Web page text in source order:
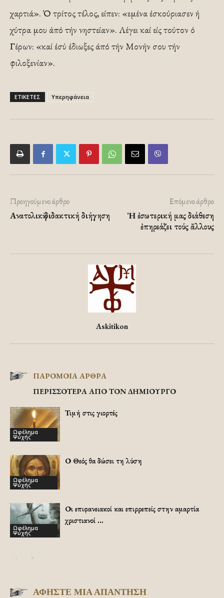
χαρτιά». Ό τρίτος τέλος, είπεν: «εμένα έσκούριασεν ή
χύτρα μου άπό τήν νηστείαν». Λέγει καί είς τούτον ό
Γέρων: «καί έσύ έδιωξες άπό τήν Μονήν σου τήν
φιλοξενίαν».
ΕΤΙΚΕΤΕΣ Υπερηφάνεια
Προηγούμενο άρθρο
Ανατολικὴ διδακτική διήγηση
Επόμενο άρθρο
Ἡ ἐσωτερική μας διάθεση
ἐπηρεάζει τούς ἄλλους
Askitikon
ΠΑΡΟΜΟΙΑ ΑΡΘΡΑ
ΠΕΡΙΣΣΟΤΕΡΑ ΑΠΟ ΤΟΝ ΔΗΜΙΟΥΡΓΟ
Ωφέλημα
Ψυχής
Τιμή στις γιορτές
Ωφέλημα
Ψυχής
Ο Θεός θα δώσει τη λύση
Ωφέλημα
Ψυχής
Οι επιφανειακοί και επιρρεπείς στην αμαρτία
χριστιανοί …
ΑΦΗΣΤΕ ΜΙΑ ΑΠΑΝΤΗΣΗ